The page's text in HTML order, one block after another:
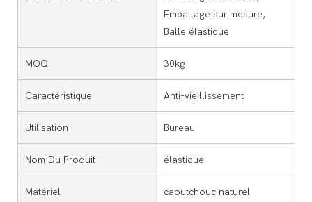
Emballage sur mesure,
Balle élastique
MOQ 30kg
Caractéristique Anti-vieillissement
Utilisation Bureau
Nom Du Produit élastique
Matériel caoutchouc naturel